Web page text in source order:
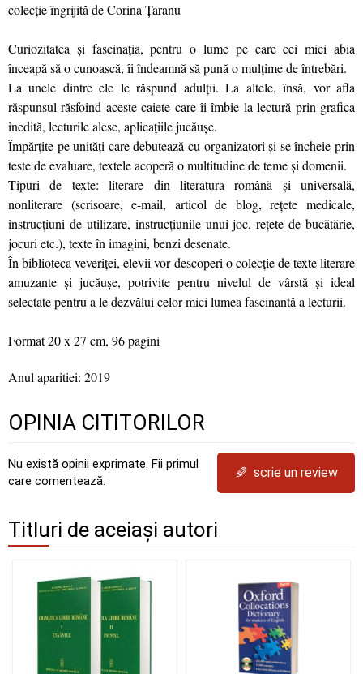
colecție îngrijită de Corina Țaranu
Curiozitatea și fascinația, pentru o lume pe care cei mici abia
înceapă să o cunoască, îi îndeamnă să pună o mulțime de întrebări.
La unele dintre ele le răspund adulții. La altele, însă, vor afla
răspunsul răsfoind aceste caiete care îi îmbie la lectură prin grafica
inedită, lecturile alese, aplicațiile jucăușe.
Împărțite pe unități care debutează cu organizatori și se încheie prin
teste de evaluare, textele acoperă o multitudine de teme și domenii.
Tipuri de texte: literare din literatura română și universală,
nonliterare (scrisoare, e-mail, articol de blog, rețete medicale,
instrucțiuni de utilizare, instrucțiunile unui joc, rețete de bucătărie,
jocuri etc.), texte în imagini, benzi desenate.
În biblioteca veveriței, elevii vor descoperi o colecție de texte literare
amuzante și jucăușe, potrivite pentru nivelul de vârstă și ideal
selectate pentru a le dezvălui celor mici lumea fascinantă a lecturii.
Format 20 x 27 cm, 96 pagini
Anul aparitiei: 2019
OPINIA CITITORILOR
Nu există opinii exprimate. Fii primul
care comentează.
✎ scrie un review
Titluri de aceiași autori